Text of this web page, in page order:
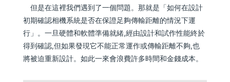
但是在這裡我們遇到了一個問題。那就是「如何在設計
初期確認相機系統是否在保證足夠傳輸距離的情況下運
行」。一旦硬體和軟體準備就緒,經由設計和試作性能終於
得到確認,但如果發現它不能正常運作或傳輸距離不夠,也
將被迫重新設計。如此一來會浪費許多時間和金錢成本。